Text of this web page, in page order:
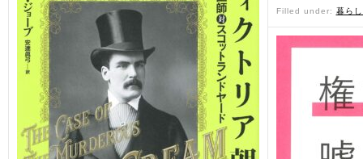
Filled under: 暮ら